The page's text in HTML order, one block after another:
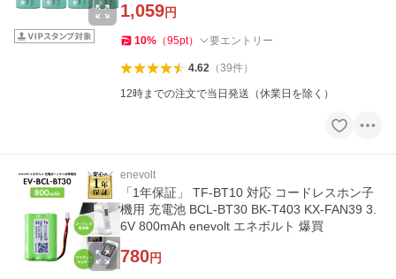
1,059円
10% （95pt） 要エントリー
4.62（39件）
12時までの注文で当日発送（休業日を除く）
enevolt
「1年保証」 TF-BT10 対応 コードレスホン子
機用 充電池 BCL-BT30 BK-T403 KX-FAN39 3.
6V 800mAh enevolt エネボルト 爆買
780円